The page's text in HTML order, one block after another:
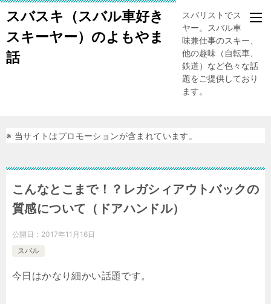
スバスキ（スバル車好き
スキーヤー）のよもやま
話
スバリストでスキー
ヤー。スバル車、趣
味兼仕事のスキー、
他の趣味（自転車、
鉄道）など色々な話
題をご提供しており
ます。
※ 当サイトはプロモーションが含まれています。
こんなとこまで！？レガシィアウトバックの
質感について（ドアハンドル）
公開日： 2017年11月16日
スバル
今日はかなり細かい話題です。